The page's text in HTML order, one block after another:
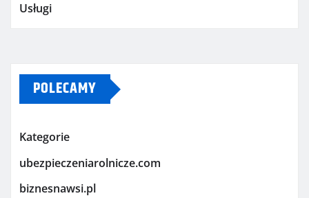
Usługi
POLECAMY
Kategorie
ubezpieczeniarolnicze.com
biznesnawsi.pl